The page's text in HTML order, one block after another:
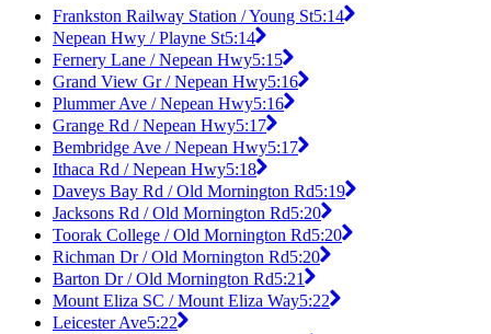
Frankston Railway Station / Young St5:14
Nepean Hwy / Playne St5:14
Fernery Lane / Nepean Hwy5:15
Grand View Gr / Nepean Hwy5:16
Plummer Ave / Nepean Hwy5:16
Grange Rd / Nepean Hwy5:17
Bembridge Ave / Nepean Hwy5:17
Ithaca Rd / Nepean Hwy5:18
Daveys Bay Rd / Old Mornington Rd5:19
Jacksons Rd / Old Mornington Rd5:20
Toorak College / Old Mornington Rd5:20
Richman Dr / Old Mornington Rd5:20
Barton Dr / Old Mornington Rd5:21
Mount Eliza SC / Mount Eliza Way5:22
Leicester Ave5:22